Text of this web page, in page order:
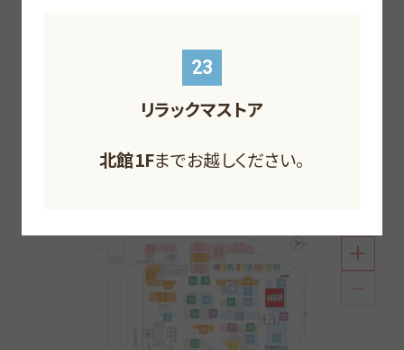
北館1F
スタイリッシュなファッションにトレンド雑貨やホビー
南館1F までお越しください。
南館1Fまでお越しください。
南館1Fまでお越しください。
北館B2Fまでお越しください。
北館1Fまでお越しください。
北館B1Fまでお越しください。
23
リラックマストア
北館1Fまでお越しください。